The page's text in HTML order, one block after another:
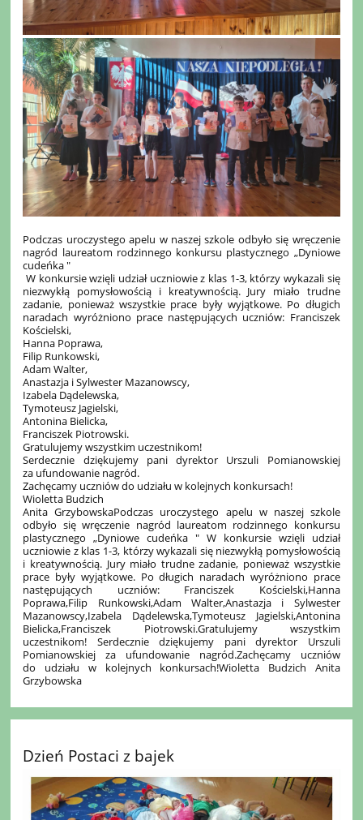
Podczas uroczystego apelu w naszej szkole odbyło się wręczenie
nagród laureatom rodzinnego konkursu plastycznego „Dyniowe
cudeńka "
W konkursie wzięli udział uczniowie z klas 1-3, którzy wykazali się
niezwykłą pomysłowością i kreatywnością. Jury miało trudne
zadanie, ponieważ wszystkie prace były wyjątkowe. Po długich
naradach wyróżniono prace następujących uczniów: Franciszek
Kościelski,
Hanna Poprawa,
Filip Runkowski,
Adam Walter,
Anastazja i Sylwester Mazanowscy,
Izabela Dądelewska,
Tymoteusz Jagielski,
Antonina Bielicka,
Franciszek Piotrowski.
Gratulujemy wszystkim uczestnikom!
Serdecznie dziękujemy pani dyrektor Urszuli Pomianowskiej
za ufundowanie nagród.
Zachęcamy uczniów do udziału w kolejnych konkursach!
Wioletta Budzich
Anita GrzybowskaPodczas uroczystego apelu w naszej szkole
odbyło się wręczenie nagród laureatom rodzinnego konkursu
plastycznego „Dyniowe cudeńka " W konkursie wzięli udział
uczniowie z klas 1-3, którzy wykazali się niezwykłą pomysłowością
i kreatywnością. Jury miało trudne zadanie, ponieważ wszystkie
prace były wyjątkowe. Po długich naradach wyróżniono prace
następujących uczniów: Franciszek Kościelski,Hanna
Poprawa,Filip Runkowski,Adam Walter,Anastazja i Sylwester
Mazanowscy,Izabela Dądelewska,Tymoteusz Jagielski,Antonina
Bielicka,Franciszek Piotrowski.Gratulujemy wszystkim
uczestnikom! Serdecznie dziękujemy pani dyrektor Urszuli
Pomianowskiej za ufundowanie nagród.Zachęcamy uczniów
do udziału w kolejnych konkursach!Wioletta Budzich Anita
Grzybowska
Dzień Postaci z bajek